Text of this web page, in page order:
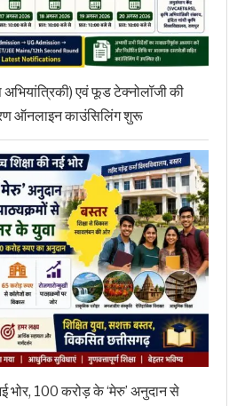
एवं फूड टेक्नोलॉजी की
ऑनलाइन काउंसिलिंग शुरू
भोर, 100 करोड़ के ‘मेरु’ अनुदान से